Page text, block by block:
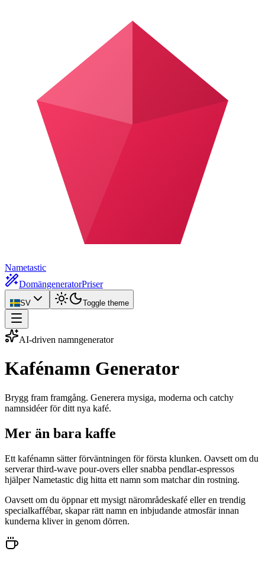
Nametastic
DomängeneratorPriser
SV Toggle theme
AI-driven namngenerator
Kafénamn Generator
Brygg fram framgång. Generera mysiga, moderna och catchy
namnsidéer för ditt nya kafé.
Mer än bara kaffe
Ett kafénamn sätter förväntningen för första klunken. Oavsett om du
serverar third-wave pour-overs eller snabba pendlar-espressos
hjälper Nametastic dig hitta ett namn som matchar din rostning.
Oavsett om du öppnar ett mysigt närområdeskafé eller en trendig
specialkaffébar, skapar rätt namn en inbjudande atmosfär innan
kunderna kliver in genom dörren.